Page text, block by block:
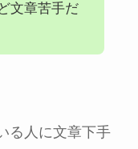
文章苦手だ
る人に文章下手